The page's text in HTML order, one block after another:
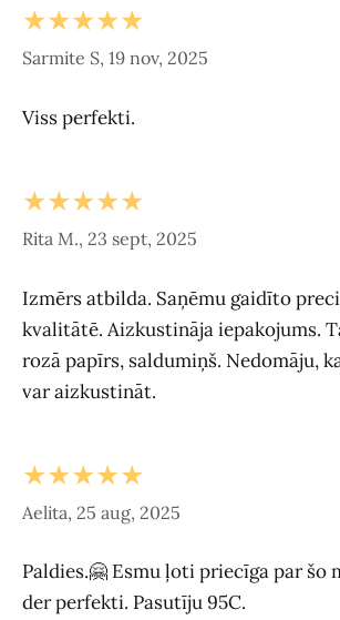
★★★★★
Sarmite S, 19 nov, 2025
Viss perfekti.
★★★★★
Rita M., 23 sept, 2025
Izmērs atbilda. Saņēmu gaidīto
kvalitātē. Aizkustināja iepakojums.
rozā papīrs, saldumiņš. Nedomāju,
var aizkustināt.
★★★★★
Aelita, 25 aug, 2025
Paldies.🤗 Esmu ļoti priecīga par šo
der perfekti. Pasutīju 95C.